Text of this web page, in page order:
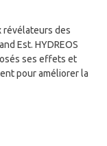
révélateurs des
Est. HYDREOS
ses effets et
pour améliorer la